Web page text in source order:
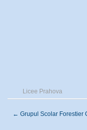
Licee Prahova
← Grupul Scolar Forestier